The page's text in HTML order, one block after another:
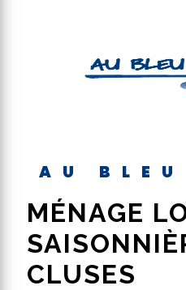
AU
MÉNAGE LOCATION
CLUSES